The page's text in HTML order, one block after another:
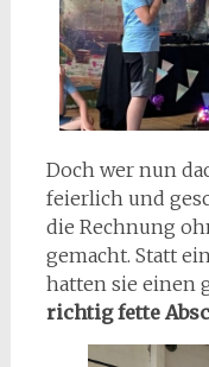
Doch wer nun
feierlich und
die Rechnung
gemacht. Statt
hatten sie einen
richtig fette